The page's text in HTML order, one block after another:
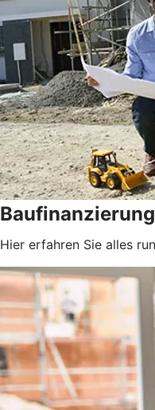
Baufinanzierung
Hier erfahren Sie alles